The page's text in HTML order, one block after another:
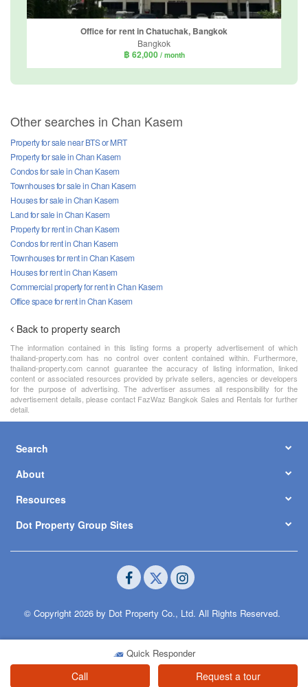
Quick Responder
Call Request a tour
Office for rent in Chatuchak, Bangkok
Bangkok
฿ 62,000 / month
Other searches in Chan Kasem
Property for sale near BTS or MRT
Property for sale in Chan Kasem
Condos for sale in Chan Kasem
Townhouses for sale in Chan Kasem
Houses for sale in Chan Kasem
Land for sale in Chan Kasem
Property for rent in Chan Kasem
Condos for rent in Chan Kasem
Townhouses for rent in Chan Kasem
Houses for rent in Chan Kasem
Commercial property for rent in Chan Kasem
Office space for rent in Chan Kasem
Back to property search
The information contained in this listing forms a property advertisement of which
thailand-property.com has no control over content contained within. Furthermore,
thailand-property.com cannot guarantee the accuracy of listing information, linked
content or associated resources provided by private sellers, agencies or developers
for the purpose of advertising. The advertiser assumes all responsibility for the
advertisement details, please contact FazWaz Bangkok Sales and Rentals for further
detail.
Search
About
Resources
Dot Property Group Sites
© Copyright 2026 by Dot Property Co., Ltd. All Rights Reserved.